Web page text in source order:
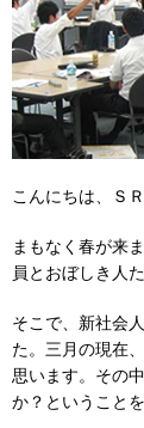
こんにちは、Ｓ
まもなく春が来
員とおぼしき人
そこで、 新社会
た。 三月の現在、
思います。 その
か？ということ